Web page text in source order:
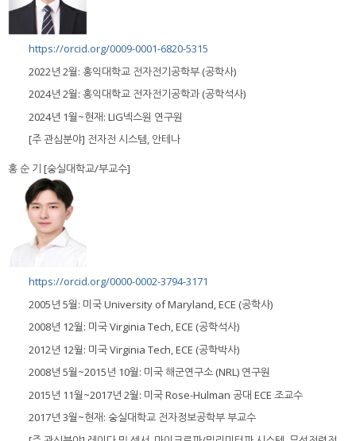
https://orcid.org/0009-0001-6820-5315
2022년 2월: 홍익대학교 전자전기공학부 (공학사)
2024년 2월: 홍익대학교 전자전기공학과 (공학석사)
2024년 1월~현재: LIG넥스원 연구원
[주 관심분야] 전자전 시스템, 안테나
홍 순 기 [숭실대학교/부교수]
https://orcid.org/0000-0002-3794-3171
2005년 5월: 미국 University of Maryland, ECE (공학사)
2008년 12월: 미국 Virginia Tech, ECE (공학석사)
2012년 12월: 미국 Virginia Tech, ECE (공학박사)
2008년 5월~2015년 10월: 미국 해군연구소 (NRL) 연구원
2015년 11월~2017년 2월: 미국 Rose-Hulman 공대 ECE 조교수
2017년 3월~현재: 숭실대학교 전자정보공학부 부교수